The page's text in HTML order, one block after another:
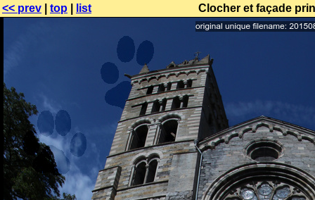
<< prev top list Clocher et façade